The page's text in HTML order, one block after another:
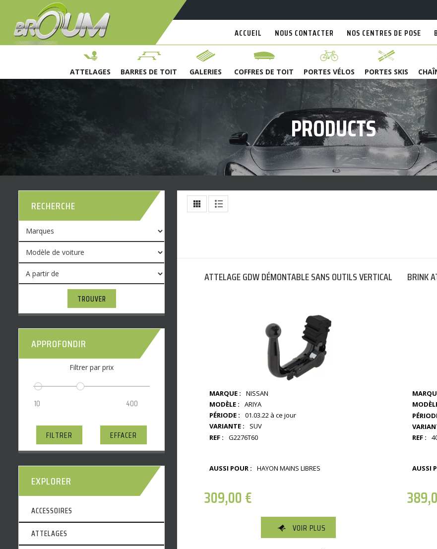
ACCUEIL NOUS CONTACTER NOS CENTRES DE POSE
ATTELAGES BARRES DE TOIT GALERIES COFFRES DE TOIT PORTES VÉLOS PORTES SKIS
PRODUCTS
ATTELAGE GDW DÉMONTABLE SANS OUTILS VERTICAL
MARQUE :
NISSAN
MODÈLE :
ARIYA
PÉRIODE :
01.03.22 à ce jour
VARIANTE :
SUV
REF :
G2276T60
AUSSI POUR : HAYON MAINS LIBRES
309,00€
VOIR PLUS
BRINK
REF :
AUSSI
RECHERCHE
TROUVER
APPROFONDIR
Filtrer par prix
FILTRER EFFACER
EXPLORER
ACCESSOIRES
ATTELAGES